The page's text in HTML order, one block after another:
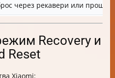
через рекавери или
Recovery и
Reset
Xiaomi: